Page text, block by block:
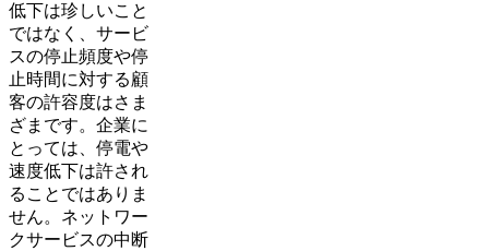
低下は珍しいこと
ではなく、サービ
スの停止頻度や停
止時間に対する顧
客の許容度はさま
ざまです。企業に
とっては、停電や
速度低下は許され
ることではありま
せん。ネットワー
クサービスの中断